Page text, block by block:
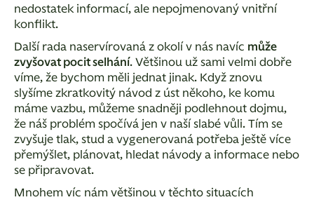
nedostatek informací, ale nepojmenovaný vnitřní
konflikt.
Další rada naservírovaná z okolí v nás navíc může
zvyšovat pocit selhání. Většinou už sami velmi dobře
víme, že bychom měli jednat jinak. Když znovu
slyšíme zkratkovitý návod z úst někoho, ke komu
máme vazbu, můžeme snadněji podlehnout dojmu,
že náš problém spočívá jen v naší slabé vůli. Tím se
zvyšuje tlak, stud a vygenerovaná potřeba ještě více
přemýšlet, plánovat, hledat návody a informace nebo
se připravovat.
Mnohem víc nám většinou v těchto situacích